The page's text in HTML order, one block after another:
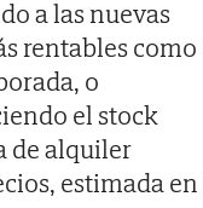
a las nuevas
rentables como
o
el stock
de alquiler
estimada en